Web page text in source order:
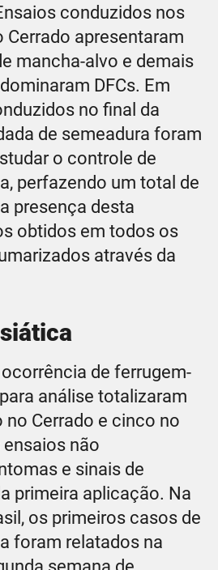
conduzidos nos
Cerrado apresentaram
mancha-alvo e demais
DFCs. Em
no final da
de semeadura foram
o controle de
perfazendo um total de
presença desta
obtidos em todos os
através da
de ferrugem-
análise totalizaram
no Cerrado e cinco no
ensaios não
e sinais de
primeira aplicação. Na
os primeiros casos de
foram relatados na